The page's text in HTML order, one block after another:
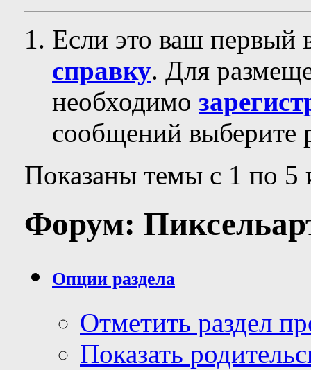
Если это ваш первый
справку. Для
необходимо
сообщений выберите
Показаны темы с 1 по 5
Форум:
Опции раздела
Отметить раздел
Показать